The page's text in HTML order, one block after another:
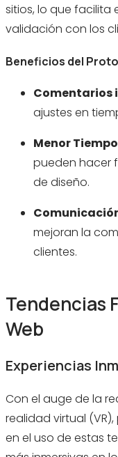
sitios, lo que facilita
validación con los
Beneficios del
Comentarios
ajustes en
Menor
pueden hacer
de diseño.
mejoran la
clientes.
Tendencias
Web
Experiencias
Con el auge de la
realidad virtual
en el uso de estas